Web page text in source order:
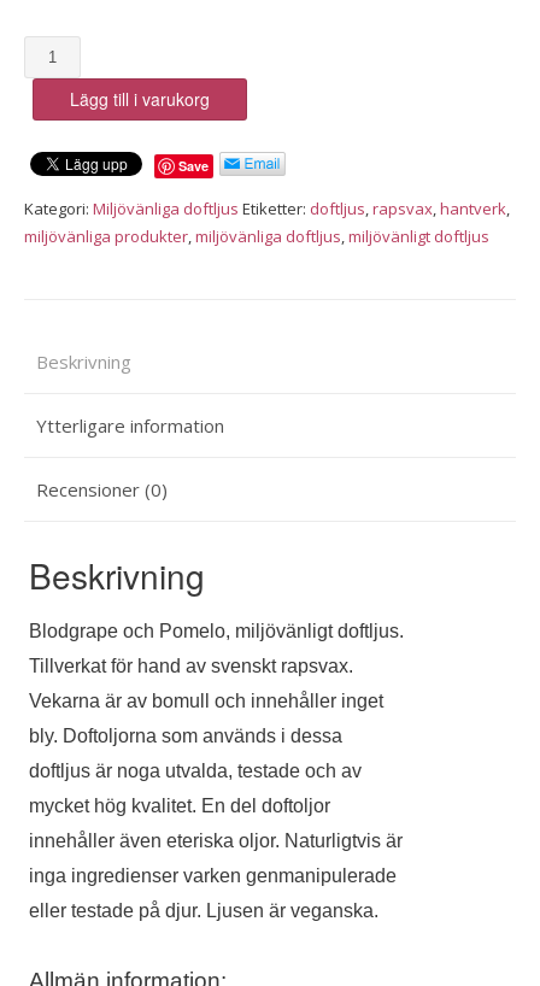
Blodgrape
och
Pomelo,
doftljus
Lägg till i varukorg
Save
Kategori: Miljövänliga doftljus Etiketter: doftljus,rapsvax,hantverk,
miljövänliga produkter,miljövänliga doftljus,miljövänligt doftljus
Beskrivning
Ytterligare information
Recensioner (0)
Beskrivning
Blodgrape och Pomelo, miljövänligt doftljus.
Tillverkat för hand av svenskt rapsvax.
Vekarna är av bomull och innehåller inget
bly. Doftoljorna som används i dessa
doftljus är noga utvalda, testade och av
mycket hög kvalitet. En del doftoljor
innehåller även eteriska oljor. Naturligtvis är
inga ingredienser varken genmanipulerade
eller testade på djur. Ljusen är veganska.
Allmän information: